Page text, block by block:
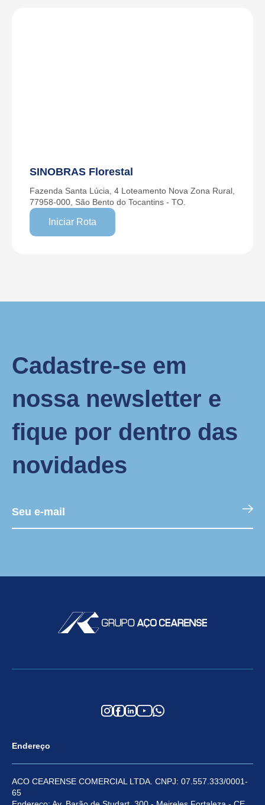
SINOBRAS Florestal
Fazenda Santa Lúcia, 4 Loteamento Nova Zona Rural,
77958-000, São Bento do Tocantins - TO.
Iniciar Rota
Cadastre-se em
nossa newsletter e
fique por dentro das
novidades
Endereço
ACO CEARENSE COMERCIAL LTDA. CNPJ: 07.557.333/0001-
65